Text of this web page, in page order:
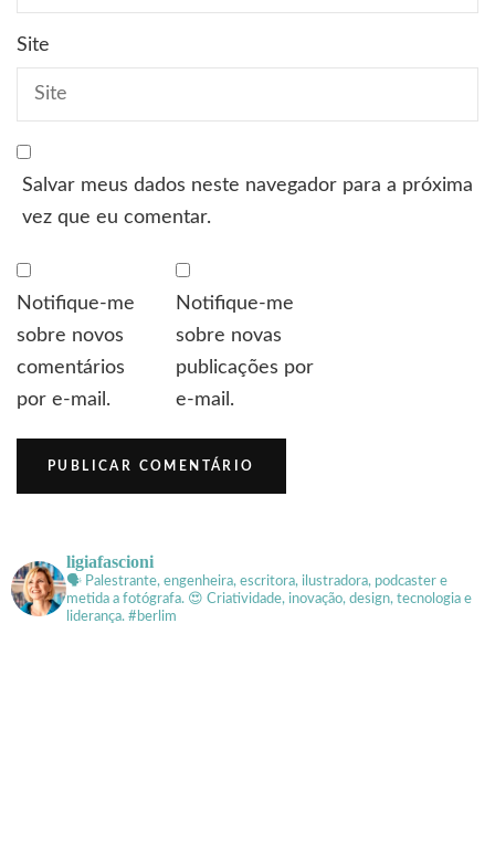
Site
Salvar meus dados neste navegador para a próxima
vez que eu comentar.
Notifique-me
sobre novos
comentários
por e-mail.
Notifique-me
sobre novas
publicações por
e-mail.
ligiafascioni
🗣 Palestrante, engenheira, escritora, ilustradora, podcaster e
metida a fotógrafa. 😍 Criatividade, inovação, design, tecnologia e
liderança. #berlim